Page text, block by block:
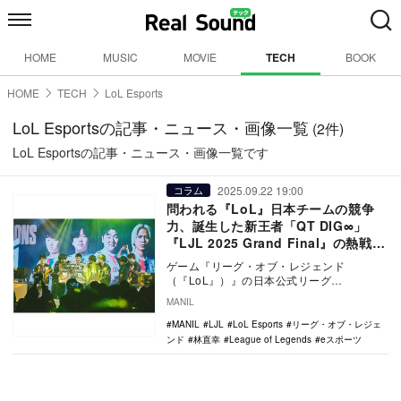
HOME MUSIC MOVIE TECH BOOK
HOME TECH LoL Esports
LoL Esportsの記事・ニュース・画像一覧 (2件)
LoL Esportsの記事・ニュース・画像一覧です
コラム 2025.09.22 19:00
問われる『LoL』日本チームの競争
力、誕生した新王者「QT DIG∞」
『LJL 2025 Grand Final』の熱戦を
振り返る
ゲーム『リーグ・オブ・レジェンド
（『LoL』）』の日本公式リーグ
MANIL
MANIL
LJL LoL Esports
リーグ・オブ・レジェ
ンド
林直幸 League of Legends eスポーツ